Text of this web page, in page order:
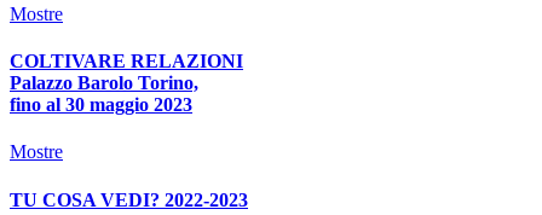
Mostre
COLTIVARE RELAZIONI
Palazzo Barolo Torino,
fino al 30 maggio 2023
Mostre
TU COSA VEDI? 2022-2023